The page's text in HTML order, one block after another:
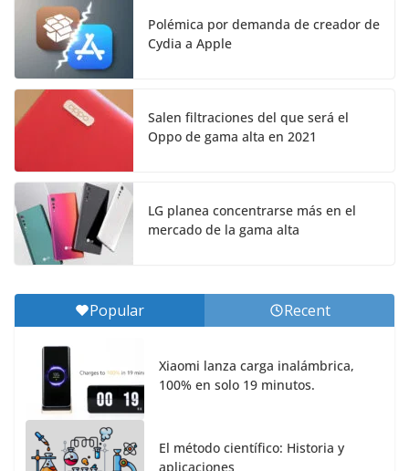
Polémica por demanda de creador de
Cydia a Apple
Salen filtraciones del que será el
Oppo de gama alta en 2021
LG planea concentrarse más en el
mercado de la gama alta
Popular Recent
Xiaomi lanza carga inalámbrica,
100% en solo 19 minutos.
El método científico: Historia y
aplicaciones